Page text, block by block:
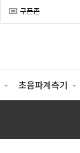
쿠폰존
초음파계측기